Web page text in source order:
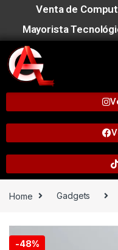
Venta de
Mayorista
Home Gadgets
-48%